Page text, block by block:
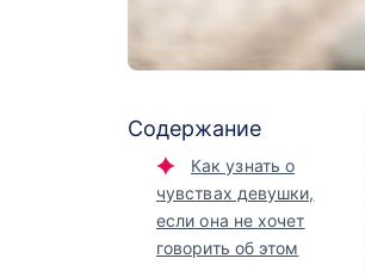
Содержание
Как узнать о
чувствах девушки,
если она не хочет
говорить об этом